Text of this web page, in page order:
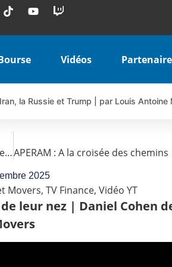
Vidéos
la Russie et Trump | par Louis Antoine
veulent pas que vous voyiez ensemble |
WO83V à 0,51 € (+46 %)
en hausse | Point Stratégique
– Chrono CAC
vient de commencer | par Louis-Antoine
réforme ou simple réponse à la colère
| Erick Sebban – Chrono DAX
SOITEC : Tendance baissière prononcée | Daniel Cohen de Lara – Market Movers
2025
Movers,TV Finance,Vidéo YT
leur nez | Daniel Cohen